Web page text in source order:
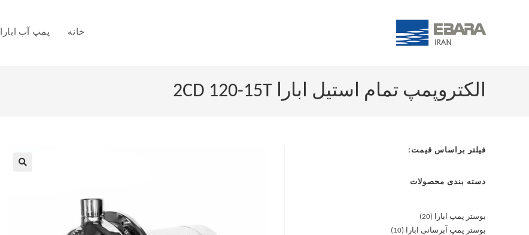
خانه پمپ آب ابارا
الکتروپمپ تمام استیل ابارا 2CD 120-15T
فیلتر براساس قیمت:
دسته بندی محصولات
بوستر پمپ ابارا
20
بوستر پمپ آبرسانی ابارا
10